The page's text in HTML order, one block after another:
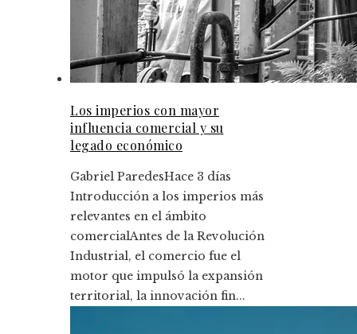
Los imperios con mayor
influencia comercial y su
legado económico
Gabriel ParedesHace 3 días
Introducción a los imperios más
relevantes en el ámbito
comercialAntes de la Revolución
Industrial, el comercio fue el
motor que impulsó la expansión
territorial, la innovación fin...